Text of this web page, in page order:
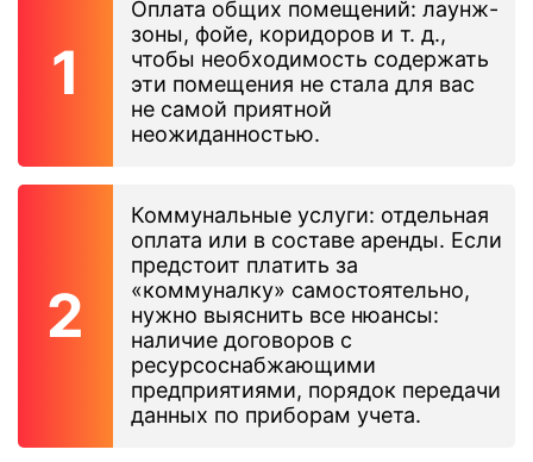
Оплата общих помещений: лаунж-
зоны, фойе, коридоров и т. д.,
чтобы необходимость содержать
эти помещения не стала для вас
не самой приятной
неожиданностью.
Коммунальные услуги: отдельная
оплата или в составе аренды. Если
предстоит платить за
«коммуналку» самостоятельно,
нужно выяснить все нюансы:
наличие договоров с
ресурсоснабжающими
предприятиями, порядок передачи
данных по приборам учета.